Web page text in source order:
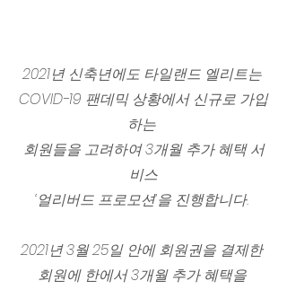
2021년 신축년에도 타일랜드 엘리트는
COVID-19 팬데믹 상황에서 신규로 가입
하는
회원들을 고려하여 3개월 추가 혜택 서
비스
‘얼리버드 프로모션’을 진행합니다.
2021년 3월 25일 안에 회원권을 결제한
회원에 한에서 3개월 추가 혜택을